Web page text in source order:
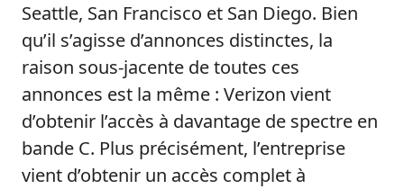
Seattle, San Francisco et San Diego. Bien
qu’il s’agisse d’annonces distinctes, la
raison sous-jacente de toutes ces
annonces est la même : Verizon vient
d’obtenir l’accès à davantage de spectre en
bande C. Plus précisément, l’entreprise
vient d’obtenir un accès complet à